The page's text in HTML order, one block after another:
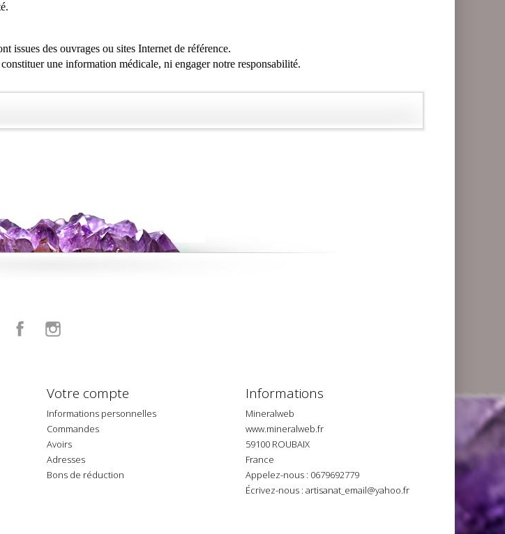
issues des ouvrages ou sites Internet de référence.
une information médicale, ni engager notre responsabilité.
Facebook
Votre compte
Informations personnelles
Commandes
Avoirs
Adresses
Bons de réduction
Informations
Mineralweb
www.mineralweb.fr
59100 ROUBAIX
France
Appelez-nous : 0679692779
Écrivez-nous : artisanat_email@yahoo.fr